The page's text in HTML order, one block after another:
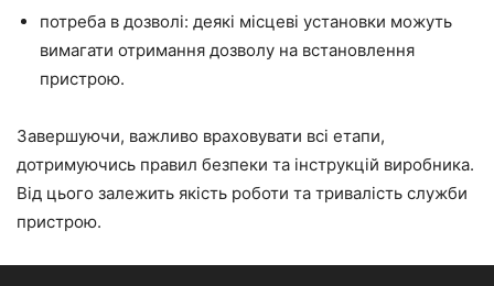
потреба в дозволі: деякі місцеві установки можуть
вимагати отримання дозволу на встановлення
пристрою.
Завершуючи, важливо враховувати всі етапи,
дотримуючись правил безпеки та інструкцій виробника.
Від цього залежить якість роботи та тривалість служби
пристрою.